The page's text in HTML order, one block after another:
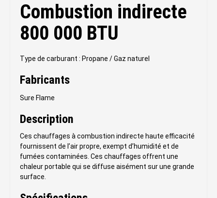
Combustion indirecte
800 000 BTU
Type de carburant : Propane / Gaz naturel
Fabricants
Sure Flame
Description
Ces chauffages à combustion indirecte haute efficacité
fournissent de l’air propre, exempt d’humidité et de
fumées contaminées. Ces chauffages offrent une
chaleur portable qui se diffuse aisément sur une grande
surface.